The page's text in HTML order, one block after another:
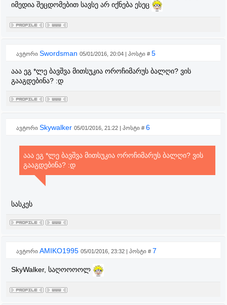
იმედია შეცდომებით სავსე არ იქნება ესეც
ავტორი Swordsman 05/01/2016, 20:04 | პოსტი # 5
ააა ეგ *ლე ბავშვა მითსუკია ოროჩიმარუს ბალღი? ვის
გააგდებინა? :დ
ავტორი Skywalker 05/01/2016, 21:22 | პოსტი # 6
ააა ეგ *ლე ბავშვა მითსუკია ოროჩიმარუს ბალღი? ვის
გააგდებინა? :დ
სასკეს
ავტორი AMIKO1995 05/01/2016, 23:32 | პოსტი # 7
SkyWalker, საღოოოოლ